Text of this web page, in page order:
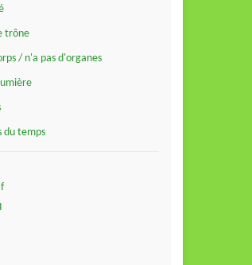
trône
/ n'a pas d'organes
du temps